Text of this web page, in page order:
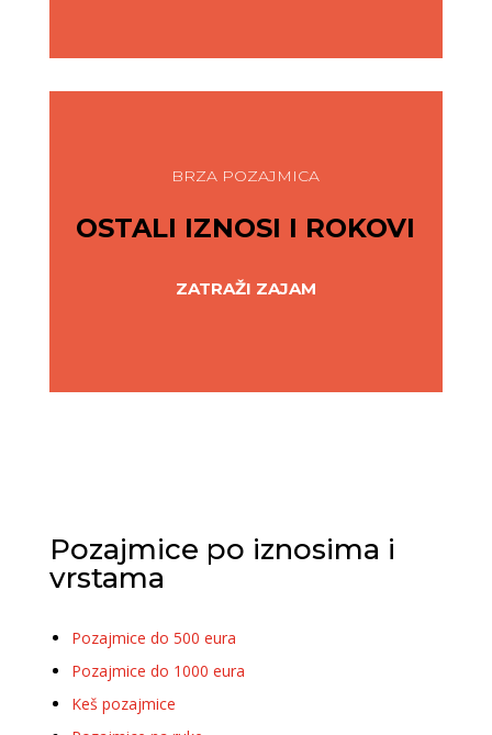
BRZA POZAJMICA
OSTALI IZNOSI I ROKOVI
ZATRAŽI ZAJAM
Pozajmice po iznosima i
vrstama
Pozajmice do 500 eura
Pozajmice do 1000 eura
Keš pozajmice